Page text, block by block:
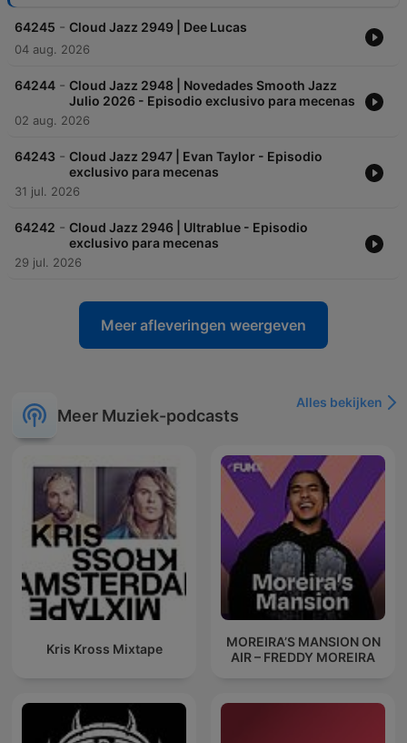
64245 - Cloud Jazz 2949 | Dee Lucas
04 aug. 2026
64244 - Cloud Jazz 2948 | Novedades Smooth Jazz
Julio 2026 - Episodio exclusivo para mecenas
02 aug. 2026
64243 - Cloud Jazz 2947 | Evan Taylor - Episodio
exclusivo para mecenas
31 jul. 2026
64242 - Cloud Jazz 2946 | Ultrablue - Episodio
exclusivo para mecenas
29 jul. 2026
Meer afleveringen weergeven
Meer Muziek-podcasts
Alles bekijken
Kris Kross Mixtape
MOREIRA’S MANSION ON
AIR – FREDDY MOREIRA